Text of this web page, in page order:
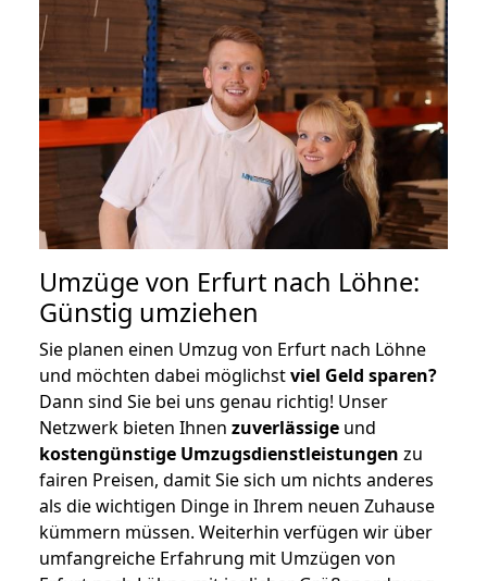
Umzüge von Erfurt nach Löhne:
Günstig umziehen
Sie planen einen Umzug von Erfurt nach Löhne
und möchten dabei möglichstviel Geld sparen?
Dann sind Sie bei uns genau richtig! Unser
Netzwerk bieten Ihnen zuverlässige und
kostengünstige Umzugsdienstleistungen zu
fairen Preisen, damit Sie sich um nichts anderes
als die wichtigen Dinge in Ihrem neuen Zuhause
kümmern müssen. Weiterhin verfügen wir über
umfangreiche Erfahrung mit Umzügen von